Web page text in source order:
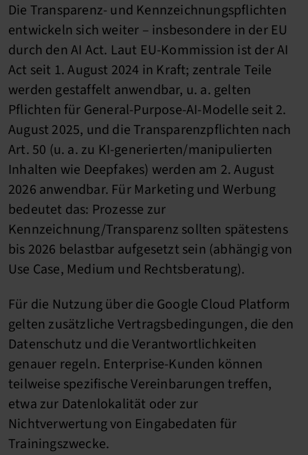
Die Transparenz- und Kennzeichnungspflichten
entwickeln sich weiter – insbesondere in der EU
durch den AI Act. Laut EU-Kommission ist der AI
Act seit 1. August 2024 in Kraft; zentrale Teile
werden gestaffelt anwendbar, u. a. gelten
Pflichten für General-Purpose-AI-Modelle seit 2.
August 2025, und die Transparenzpflichten nach
Art. 50 (u. a. zu KI-generierten/manipulierten
Inhalten wie Deepfakes) werden am 2. August
2026 anwendbar. Für Marketing und Werbung
bedeutet das: Prozesse zur
Kennzeichnung/Transparenz sollten spätestens
bis 2026 belastbar aufgesetzt sein (abhängig von
Use Case, Medium und Rechtsberatung).
Für die Nutzung über die Google Cloud Platform
gelten zusätzliche Vertragsbedingungen, die den
Datenschutz und die Verantwortlichkeiten
genauer regeln. Enterprise-Kunden können
teilweise spezifische Vereinbarungen treffen,
etwa zur Datenlokalität oder zur
Nichtverwertung von Eingabedaten für
Trainingszwecke.